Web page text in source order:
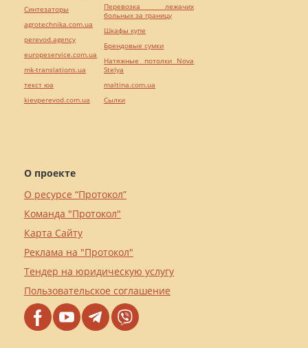
О проекте
О ресурсе “Протокол”
Команда "Протокол"
Карта Сайту
Реклама на "Протокол"
Тендер на юридическую услугу
Пользовательское соглашение
Синтезаторы
agrotechnika.com.ua
perevod.agency
europeservice.com.ua
mk-translations.ua
текст юа
kievperevod.com.ua
Перевозка лежачих
больных за границу
Шкафы купе
Брендовые сумки
Натяжные потолки Nova
Stelya
maltina.com.ua
Cылки